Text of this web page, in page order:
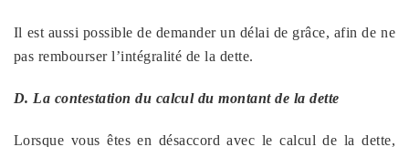
Il est aussi possible de demander un délai de grâce, afin de ne
pas rembourser l’intégralité de la dette.
D. La contestation du calcul du montant de la dette
Lorsque vous êtes en désaccord avec le calcul de la dette,